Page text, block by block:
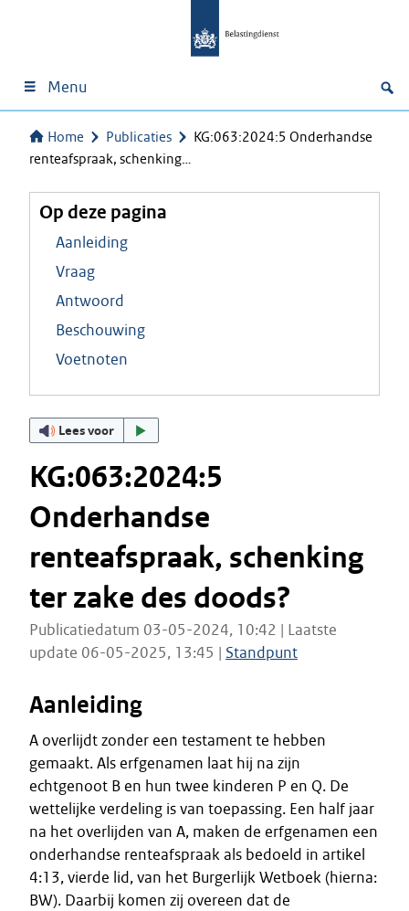
Menu
Home Publicaties
KG:063:2024:5 Onderhandse
renteafspraak, schenking…
Op deze pagina
Aanleiding
Vraag
Antwoord
Beschouwing
Voetnoten
Lees voor
KG:063:2024:5
Onderhandse
renteafspraak, schenking
ter zake des doods?
Publicatiedatum 03-05-2024, 10:42 | Laatste
update 06-05-2025, 13:45 | Standpunt
Aanleiding
A overlijdt zonder een testament te hebben
gemaakt. Als erfgenamen laat hij na zijn
echtgenoot B en hun twee kinderen P en Q. De
wettelijke verdeling is van toepassing. Een half jaar
na het overlijden van A, maken de erfgenamen een
onderhandse renteafspraak als bedoeld in artikel
4:13, vierde lid, van het Burgerlijk Wetboek (hierna:
BW). Daarbij komen zij overeen dat de